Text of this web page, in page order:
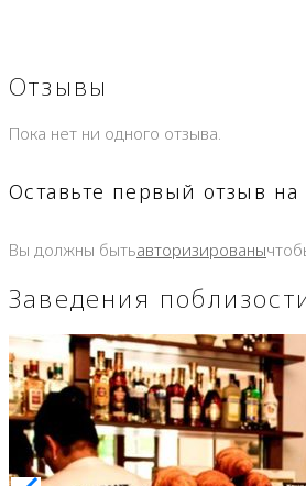
Отзывы
Пока нет ни одного отзыва.
Оставьте первый отзыв на
Вы должны бытьавторизированы
Заведения